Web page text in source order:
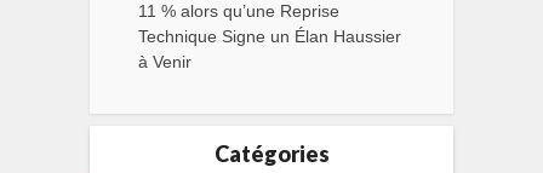
11 % alors qu’une Reprise
Technique Signe un Élan Haussier
à Venir
Catégories